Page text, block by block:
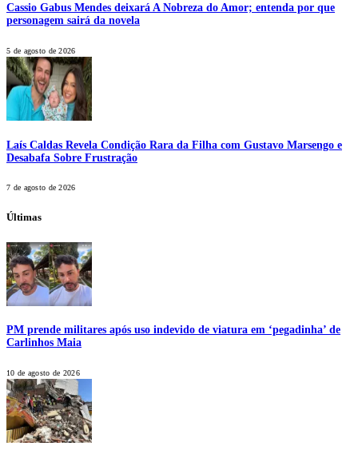
Cassio Gabus Mendes deixará A Nobreza do Amor; entenda por que
personagem sairá da novela
5 de agosto de 2026
Laís Caldas Revela Condição Rara da Filha com Gustavo Marsengo e
Desabafa Sobre Frustração
7 de agosto de 2026
Últimas
PM prende militares após uso indevido de viatura em ‘pegadinha’ de
Carlinhos Maia
10 de agosto de 2026